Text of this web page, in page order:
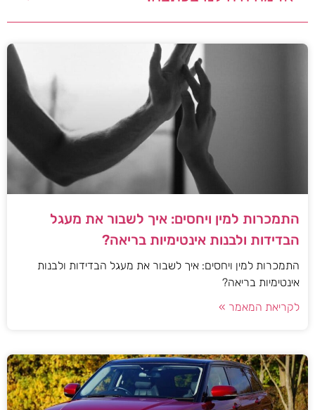
התמכרות למין ויחסים: איך לשבור את מעגל
הבדידות ולבנות אינטימיות בריאה?
התמכרות למין ויחסים: איך לשבור את מעגל הבדידות ולבנות
אינטימיות בריאה?
לקריאת המאמר »